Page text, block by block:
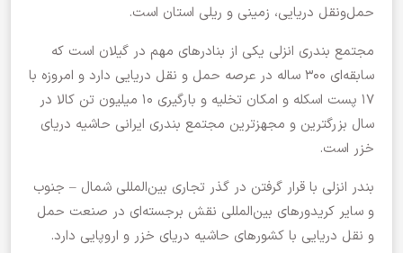
حمل‌ونقل دریایی، زمینی و ریلی استان‌ است.
مجتمع بندری انزلی یکی از بنادرهای مهم در گیلان است که
سابقه‌ای ۳۰۰ ساله در عرصه حمل و نقل دریایی دارد و امروزه با
۱۷ پست اسکله و امکان تخلیه و بارگیری ۱۰ میلیون تن کالا در
سال بزرگترین و مجهزترین مجتمع بندری ایرانی حاشیه دریای
خزر است.
بندر انزلی با قرار گرفتن در گذر تجاری بین‌المللی شمال – جنوب
و سایر کریدورهای بین‌المللی نقش برجسته‌ای در صنعت حمل
و نقل دریایی با کشورهای حاشیه دریای خزر و اروپایی دارد.